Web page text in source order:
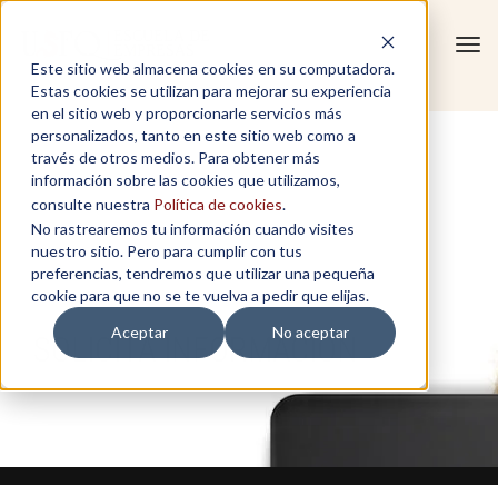
Este sitio web almacena cookies en su computadora.
Estas cookies se utilizan para mejorar su experiencia
en el sitio web y proporcionarle servicios más
personalizados, tanto en este sitio web como a
través de otros medios. Para obtener más
información sobre las cookies que utilizamos,
consulte nuestra Política de cookies.
No rastrearemos tu información cuando visites
nuestro sitio. Pero para cumplir con tus
preferencias, tendremos que utilizar una pequeña
cookie para que no se te vuelva a pedir que elijas.
Aceptar
No aceptar
SOLICITA INFORMACIÓN